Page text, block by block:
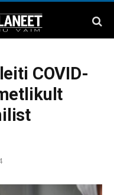
COVID-